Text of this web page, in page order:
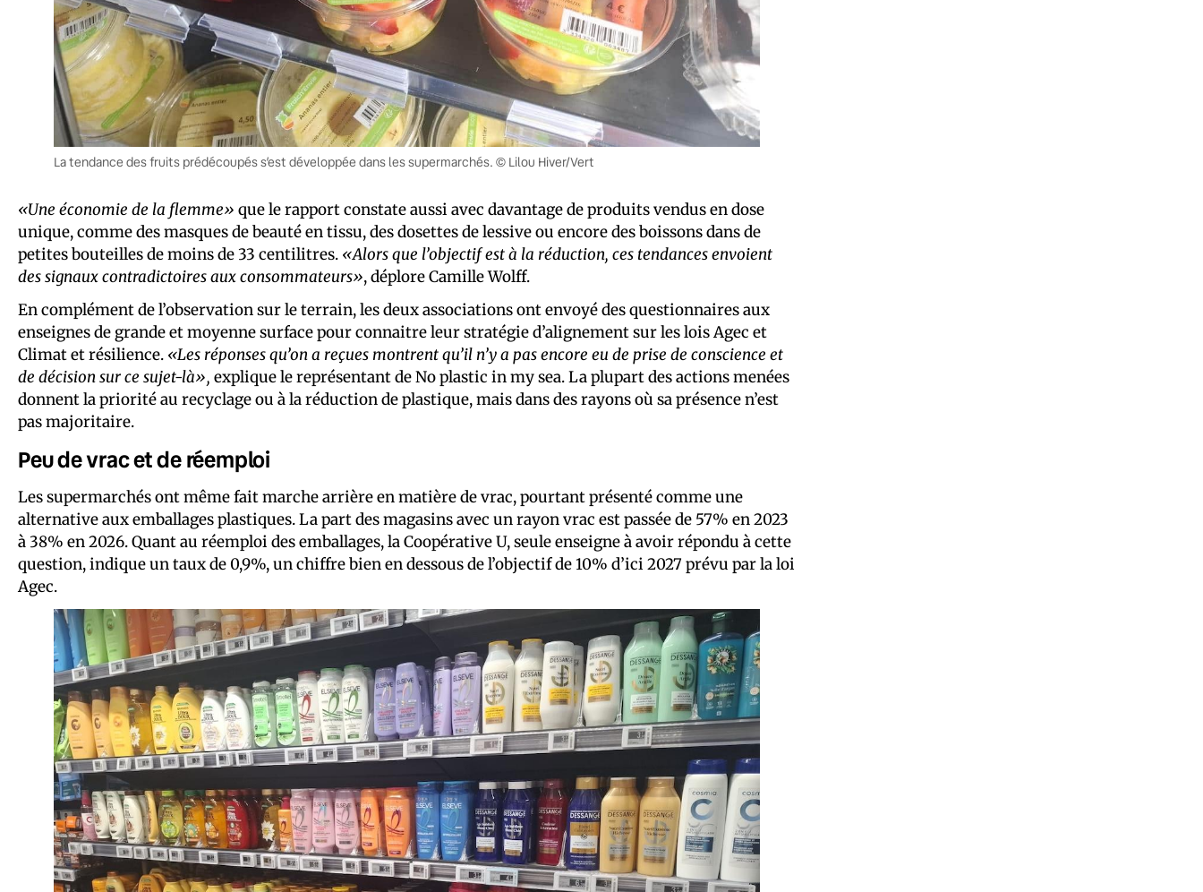
La tendance des fruits prédécoupés s’est développée dans les supermarchés. © Lilou Hiver/Vert
«Une économie de la flemme» que le rapport constate aussi avec davantage de produits vendus en dose
unique, comme des masques de beauté en tissu, des dosettes de lessive ou encore des boissons dans de
petites bouteilles de moins de 33 centilitres. «Alors que l’objectif est à la réduction, ces tendances envoient
des signaux contradictoires aux consommateurs», déplore Camille Wolff.
En complément de l’observation sur le terrain, les deux associations ont envoyé des questionnaires aux
enseignes de grande et moyenne surface pour connaitre leur stratégie d’alignement sur les lois Agec et
Climat et résilience. «Les réponses qu’on a reçues montrent qu’il n’y a pas encore eu de prise de conscience et
de décision sur ce sujet-là», explique le représentant de No plastic in my sea. La plupart des actions menées
donnent la priorité au recyclage ou à la réduction de plastique, mais dans des rayons où sa présence n’est
pas majoritaire.
Peu de vrac et de réemploi
Les supermarchés ont même fait marche arrière en matière de vrac, pourtant présenté comme une
alternative aux emballages plastiques. La part des magasins avec un rayon vrac est passée de 57% en 2023
à 38% en 2026. Quant au réemploi des emballages, la Coopérative U, seule enseigne à avoir répondu à cette
question, indique un taux de 0,9%, un chiffre bien en dessous de l’objectif de 10% d’ici 2027 prévu par la loi
Agec.